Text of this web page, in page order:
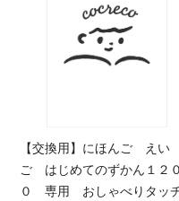
【交換用】にほんご えい
ご はじめてのずかん１２０
０ 専用 おしゃべりタッ